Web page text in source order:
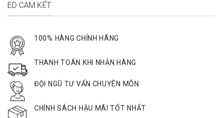
ED CAM KẾT
100% HÀNG CHÍNH HÃNG
THANH TOÁN KHI NHẬN HÀNG
ĐỘI NGŨ TƯ VẤN CHUYÊN MÔN
CHÍNH SÁCH HẬU MÃI TỐT NHẤT